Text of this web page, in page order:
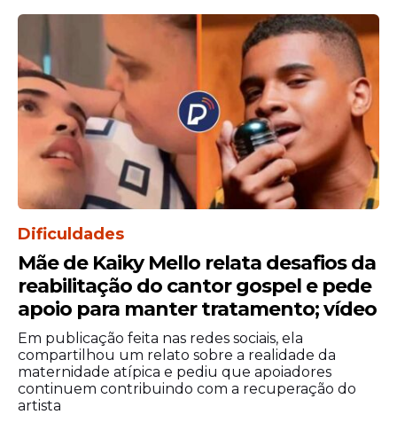
O próximo capítulo já começou."
Dificuldades
Mãe de Kaiky Mello relata desafios da
reabilitação do cantor gospel e pede
apoio para manter tratamento; vídeo
Em publicação feita nas redes sociais, ela
compartilhou um relato sobre a realidade da
maternidade atípica e pediu que apoiadores
continuem contribuindo com a recuperação do
artista